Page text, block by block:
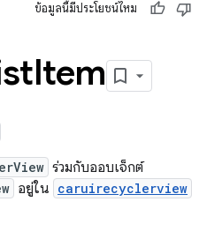
ข้อมูลนี้มีประโยชน์ไหม
Item
ร่วมกับออบเจ็กต์
อยู่ใน caruirecyclerview